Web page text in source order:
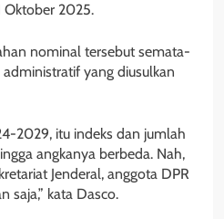
Oktober 2025.
nominal tersebut semata-
yang diusulkan
2029, itu indeks dan jumlah
angkanya berbeda. Nah,
Jenderal, anggota DPR
saja,” kata Dasco.